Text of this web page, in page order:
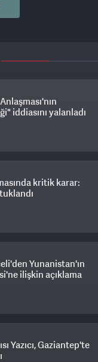
iddiasını yalanladı
kritik karar:
Yunanistan'ın
ilişkin açıklama
Yazıcı, Gaziantep'te